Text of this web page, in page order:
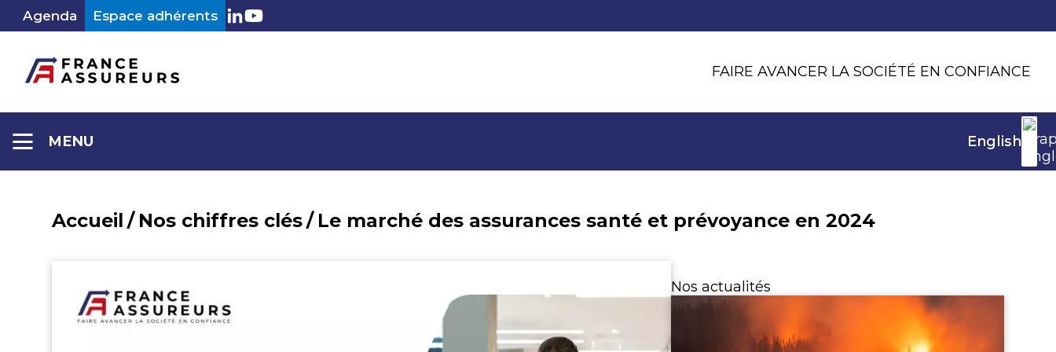
AllerAgenda Espace adhérents LinkedIn
Youtube
FAIRE AVANCER LA SOCIÉTÉ EN CONFIANCE
MENU English
Accueil / Nos chiffres clés/ Le marché des assurances santé et prévoyance en 2024
Nos actualités